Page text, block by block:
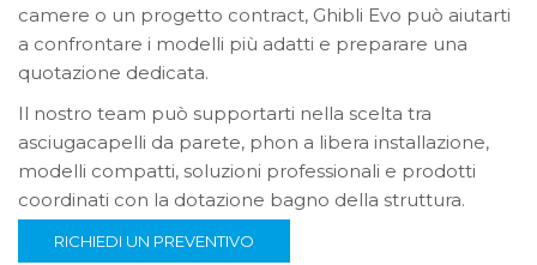
camere o un progetto contract, Ghibli Evo può aiutarti
a confrontare i modelli più adatti e preparare una
quotazione dedicata.
Il nostro team può supportarti nella scelta tra
asciugacapelli da parete, phon a libera installazione,
modelli compatti, soluzioni professionali e prodotti
coordinati con la dotazione bagno della struttura.
RICHIEDI UN PREVENTIVO